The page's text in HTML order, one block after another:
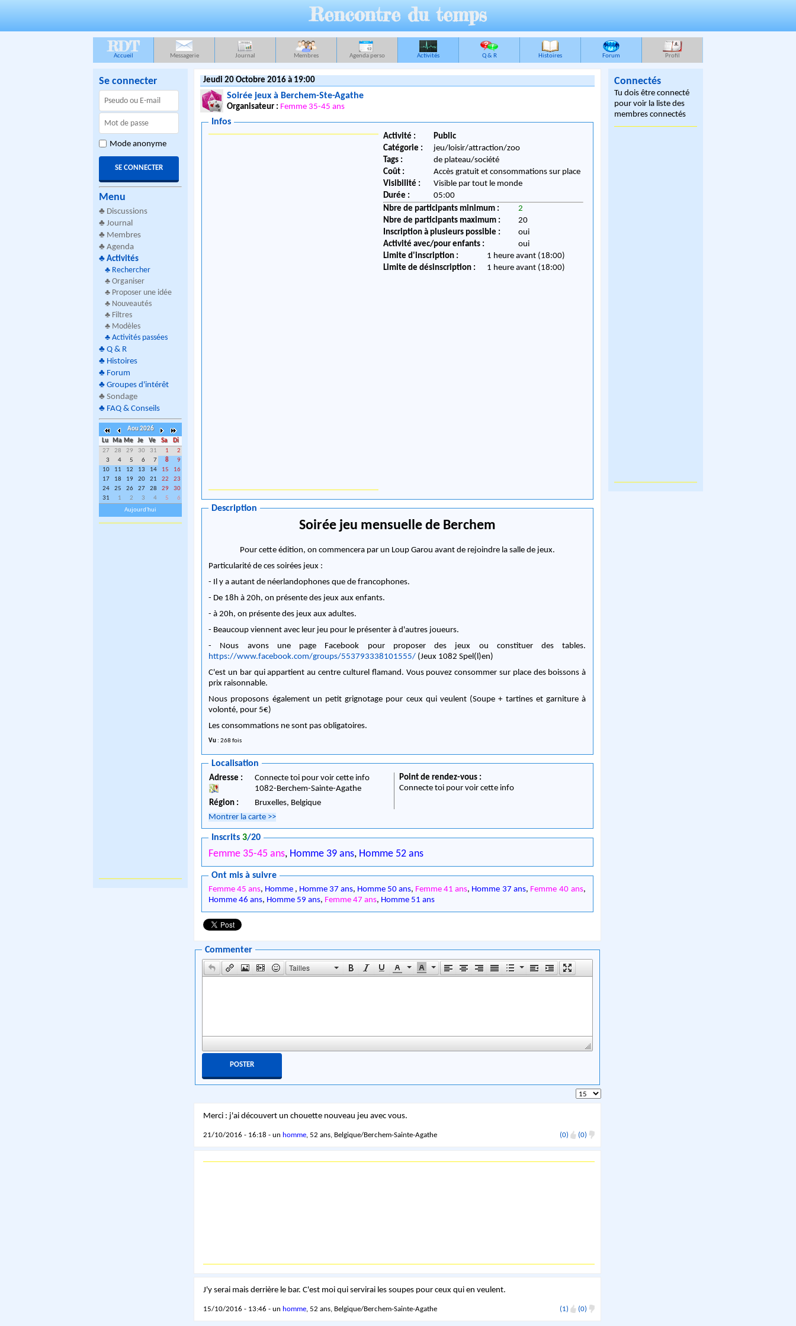
Rencontre du temps
RDT
Accueil Messagerie Journal Membres Agenda perso Activités Q & R Histoires Forum Profil
Se connecter
Mode anonyme
Menu
♣ Discussions
♣ Journal
♣ Membres
♣ Agenda
♣ Activités
♣ Rechercher
♣ Organiser
♣ Proposer une idée
♣ Nouveautés
♣ Filtres
♣ Modèles
♣ Activités passées
♣ Q & R
♣ Histoires
♣ Forum
♣ Groupes d'intérêt
♣ Sondage
♣ FAQ & Conseils
Aou 2026
Lu
Ma Me Je Ve Sa
Di
27
28 29 30 31 1
2
3
4 5 6 7 8
9
10
11 12 13 14 15
16
17
18 19 20 21 22
23
24
25 26 27 28 29
30
31
1 2 3 4 5
6
Aujourd'hui
Jeudi 20 Octobre 2016 à 19:00
Soirée jeux à Berchem-Ste-Agathe
Organisateur : Femme 35-45 ans
Infos
Activité :
Public
Catégorie :
jeu/loisir/attraction/zoo
Tags :
de plateau/société
Coût :
Accès gratuit et consommations sur place
Visibilité :
Visible par tout le monde
Durée :
05:00
Nbre de participants minimum :
2
Nbre de participants maximum :
20
Inscription à plusieurs possible :
oui
Activité avec/pour enfants :
oui
Limite d'inscription :
1 heure avant (18:00)
Limite de désinscription :
1 heure avant (18:00)
Description
Soirée jeu mensuelle de Berchem
Pour cette édition, on commencera par un Loup Garou avant de rejoindre la salle de jeux.
Particularité de ces soirées jeux :
- Il y a autant de néerlandophones que de francophones.
- De 18h à 20h, on présente des jeux aux enfants.
- à 20h, on présente des jeux aux adultes.
- Beaucoup viennent avec leur jeu pour le présenter à d'autres joueurs.
- Nous avons une page Facebook pour proposer des jeux ou constituer des tables.
https://www.facebook.com/groups/553793338101555/ (Jeux 1082 Spel(l)en)
C'est un bar qui appartient au centre culturel flamand. Vous pouvez consommer sur place des boissons à
prix raisonnable.
Nous proposons également un petit grignotage pour ceux qui veulent (Soupe + tartines et garniture à
volonté, pour 5€)
Les consommations ne sont pas obligatoires.
Vu : 268 fois
Localisation
Adresse :
Connecte toi pour voir cette info
1082-Berchem-Sainte-Agathe
Région :
Bruxelles, Belgique
Point de rendez-vous :
Connecte toi pour voir cette info
Montrer la carte >>
Inscrits3/20
Femme 35-45 ans, Homme 39 ans, Homme 52 ans
Ont mis à suivre
Femme 45 ans, Homme , Homme 37 ans, Homme 50 ans, Femme 41 ans, Homme 37 ans, Femme 40 ans,
Homme 46 ans, Homme 59 ans, Femme 47 ans, Homme 51 ans
Commenter
Tailles
Merci : j'ai découvert un chouette nouveau jeu avec vous.
21/10/2016 - 16:18 - un homme, 52 ans, Belgique/Berchem-Sainte-Agathe (0) (0)
J'y serai mais derrière le bar. C'est moi qui servirai les soupes pour ceux qui en veulent.
15/10/2016 - 13:46 - un homme, 52 ans, Belgique/Berchem-Sainte-Agathe (1) (0)
Connectés
Tu dois être connecté
pour voir la liste des
membres connectés